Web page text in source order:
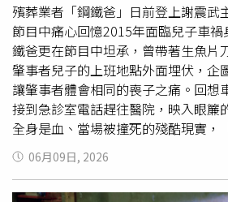
殯葬業者「鋼鐵爸」日前登上謝震武
節目中痛心回憶2015年面臨兒子車
鐵爸更在節目中坦承，曾帶著生魚片
肇事者兒子的上班地點外面埋伏，企
讓肇事者體會相同的喪子之痛。回想
接到急診室電話趕往醫院，映入眼簾
全身是血、當場被撞死的殘酷現實，
子，只能一直哭。」當下巨大的憤怒
在醫院立刻打了兩通電話給友人，一
要對方帶毒品來。幸運的是，趕到醫
06月09日, 2026